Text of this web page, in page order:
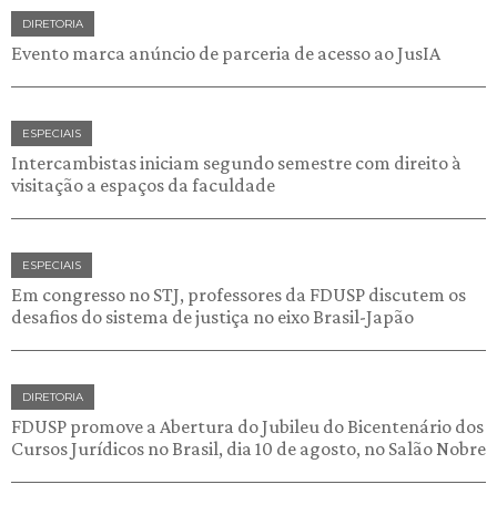
DIRETORIA
Evento marca anúncio de parceria de acesso ao JusIA
ESPECIAIS
Intercambistas iniciam segundo semestre com direito à
visitação a espaços da faculdade
ESPECIAIS
Em congresso no STJ, professores da FDUSP discutem os
desafios do sistema de justiça no eixo Brasil-Japão
DIRETORIA
FDUSP promove a Abertura do Jubileu do Bicentenário dos
Cursos Jurídicos no Brasil, dia 10 de agosto, no Salão Nobre